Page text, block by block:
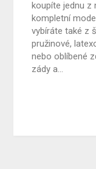
koupíte jednu z
kompletní
vybíráte také z
pružinové,
nebo oblíbené
zády a…